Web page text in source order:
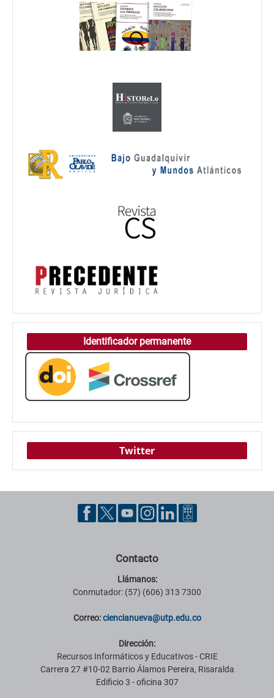
Identificador permanente
Twitter
Contacto
Llámanos:
Conmutador: (57) (606) 313 7300
Correo:ciencianueva@utp.edu.co
Dirección:
Recursos Informáticos y Educativos - CRIE
Carrera 27 #10-02 Barrio Álamos Pereira, Risaralda
Edificio 3 - oficina 307